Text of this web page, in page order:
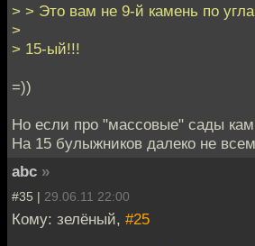
> > Это вам не 9-й камень по
>
> 15-ый!!!
=))
Но если про "массовые" сады
На 15 булыжников далеко не
abc »
#35 | 29.06.11 22:00
Кому: зелёный, #25